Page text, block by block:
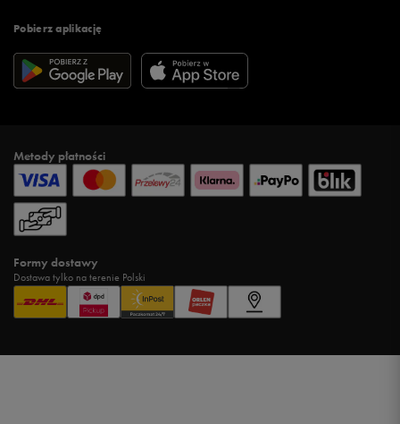
Pobierz aplikację
Metody płatności
Formy dostawy
Dostawa tylko na terenie Polski